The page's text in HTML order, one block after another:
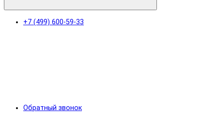
+7 (499) 600-59-33
Обратный звонок